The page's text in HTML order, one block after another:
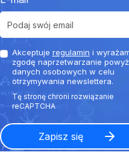
Akceptuje regulamin i
zgodę naprzetwarzanie
danych osobowych w celu
otrzymywania newslettera.